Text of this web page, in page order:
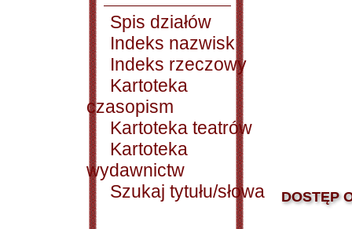
Spis działów
Indeks nazwisk
Indeks rzeczowy
Kartoteka
czasopism
Kartoteka teatrów
Kartoteka
wydawnictw
Szukaj tytułu/słowa
DOSTĘP